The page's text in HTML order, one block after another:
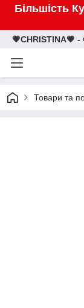
Більшість
💗CHRISTINA💗
Товари та